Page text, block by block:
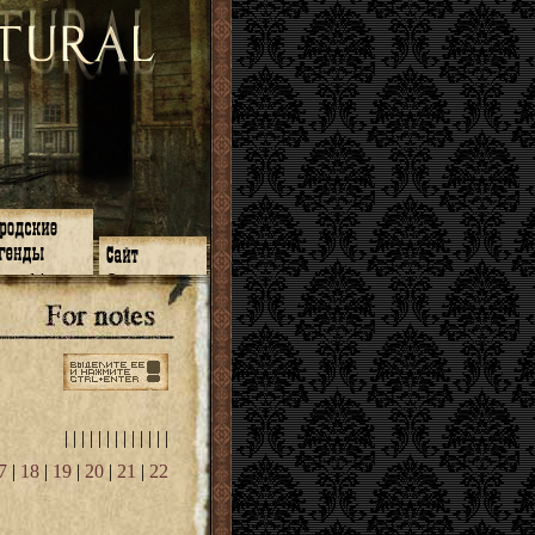
14
13
11
12
9
6
О нас
ЧаВо
Поиск
Ссылки
Карта сайта
| | | | | | | | | | || |
| 18 | 19 | 20 | 21 | 22